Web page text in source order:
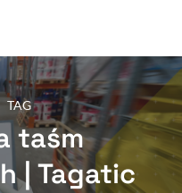
TAG
taśm
| Tagatic